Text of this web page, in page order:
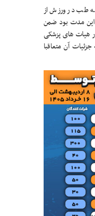
طب در ورزش از
این مدت بود ضمن
هیات های پزشکی
آن متعاقبا